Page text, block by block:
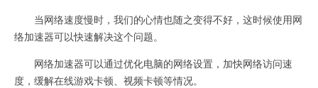
当网络速度慢时，我们的心情也随之变得不好，这时候使用网
络加速器可以快速解决这个问题。
网络加速器可以通过优化电脑的网络设置，加快网络访问速
度，缓解在线游戏卡顿、视频卡顿等情况。